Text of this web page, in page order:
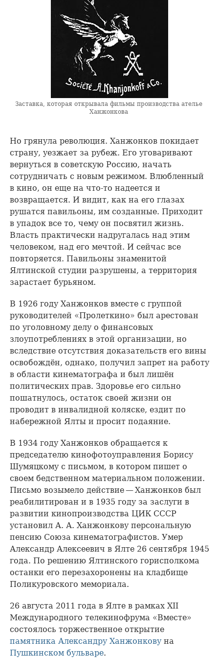
Заставка, которая открывала фильмы производства ателье
Ханжонкова
Но грянула революция. Ханжонков покидает
страну, уезжает за рубеж. Его уговаривают
вернуться в советскую Россию, начать
сотрудничать с новым режимом. Влюбленный
в кино, он еще на что-то надеется и
возвращается. И видит, как на его глазах
рушатся павильоны, им созданные. Приходит
в упадок все то, чему он посвятил жизнь.
Власть практически надругалась над этим
человеком, над его мечтой. И сейчас все
повторяется. Павильоны знаменитой
Ялтинской студии разрушены, а территория
зарастает бурьяном.
В 1926 году Ханжонков вместе с группой
руководителей «Пролеткино» был арестован
по уголовному делу о финансовых
злоупотреблениях в этой организации, но
вследствие отсутствия доказательств его вины
освобождён, однако, получил запрет на работу
в области кинематографа и был лишён
политических прав. Здоровье его сильно
пошатнулось, остаток своей жизни он
проводит в инвалидной коляске, ездит по
набережной Ялты и просит подаяние.
В 1934 году Ханжонков обращается к
председателю кинофотоуправления Борису
Шумяцкому с письмом, в котором пишет о
своем бедственном материальном положении.
Письмо возымело действие — Ханжонков был
реабилитирован и в 1935 году за заслуги в
развитии кинопроизводства ЦИК СССР
установил А. А. Ханжонкову персональную
пенсию Союза кинематографистов. Умер
Александр Алексеевич в Ялте 26 сентября 1945
года. По решению Ялтинского горисполкома
останки его перезахоронены на кладбище
Поликуровского мемориала.
26 августа 2011 года в Ялте в рамках XII
Международного телекинофрума «Вместе»
состоялось торжественное открытие
памятника Александру Ханжонковуна
Пушкинском бульваре.